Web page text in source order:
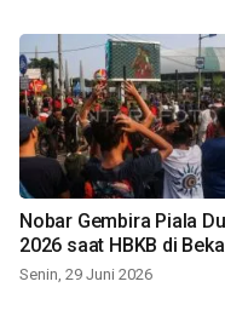
Nobar Gembira Piala
2026 saat HBKB di
Senin, 29 Juni 2026